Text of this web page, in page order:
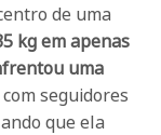
de uma
kg em apenas
uma
com seguidores
que ela